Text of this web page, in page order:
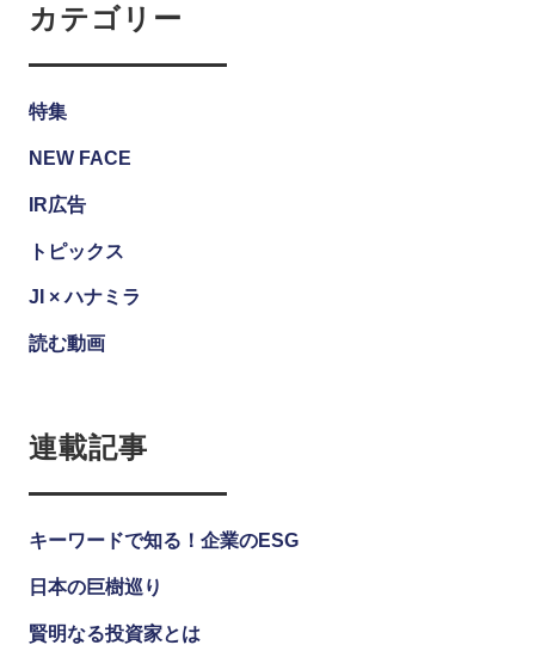
カテゴリー
特集
NEW FACE
IR広告
トピックス
JI × ハナミラ
読む動画
連載記事
キーワードで知る！企業のESG
日本の巨樹巡り
賢明なる投資家とは